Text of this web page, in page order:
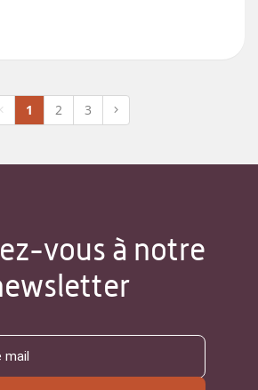
1 2 3
vous à notre